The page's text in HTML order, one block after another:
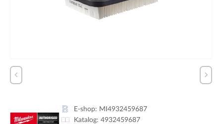
E-shop: MI4932459687
Katalog: 4932459687